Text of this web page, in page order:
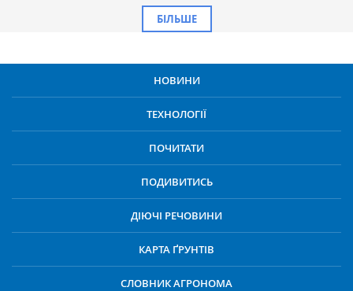
БІЛЬШЕ
НОВИНИ
ТЕХНОЛОГІЇ
ПОЧИТАТИ
ПОДИВИТИСЬ
ДІЮЧІ РЕЧОВИНИ
КАРТА ҐРУНТІВ
СЛОВНИК АГРОНОМА